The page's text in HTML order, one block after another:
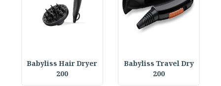
Babyliss Travel Dry
200
Babyliss Hair Dryer
200